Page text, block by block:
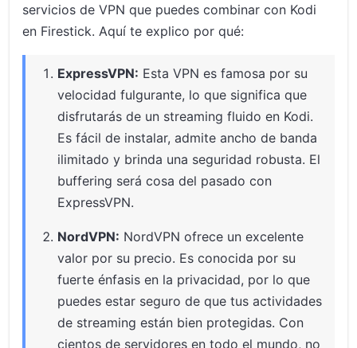
servicios de VPN que puedes combinar con Kodi
en Firestick. Aquí te explico por qué:
ExpressVPN: Esta VPN es famosa por su
velocidad fulgurante, lo que significa que
disfrutarás de un streaming fluido en Kodi.
Es fácil de instalar, admite ancho de banda
ilimitado y brinda una seguridad robusta. El
buffering será cosa del pasado con
ExpressVPN.
NordVPN: NordVPN ofrece un excelente
valor por su precio. Es conocida por su
fuerte énfasis en la privacidad, por lo que
puedes estar seguro de que tus actividades
de streaming están bien protegidas. Con
cientos de servidores en todo el mundo, no